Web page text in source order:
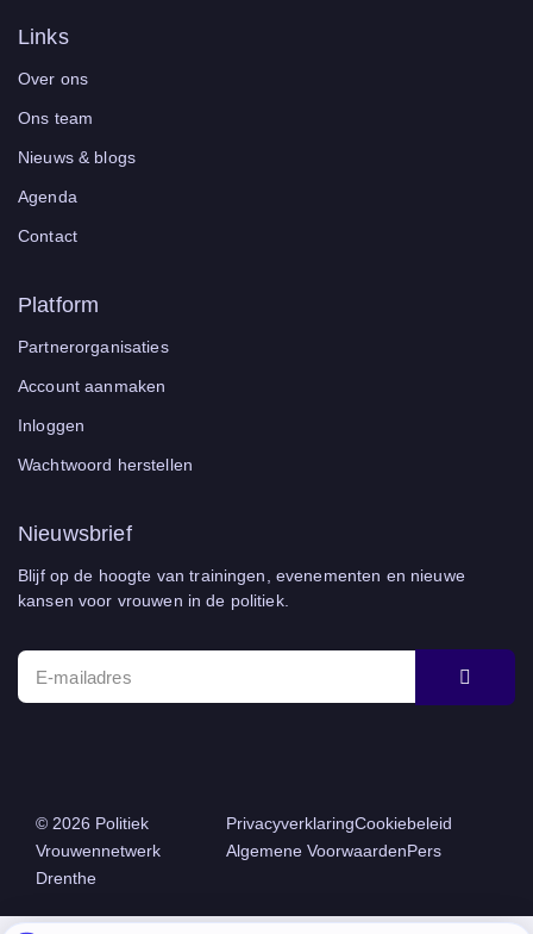
Links
Over ons
Ons team
Nieuws & blogs
Agenda
Contact
Platform
Partnerorganisaties
Account aanmaken
Inloggen
Wachtwoord herstellen
Nieuwsbrief
Blijf op de hoogte van trainingen, evenementen en nieuwe
kansen voor vrouwen in de politiek.
© 2026 Politiek
Vrouwennetwerk
Drenthe
PrivacyverklaringCookiebeleid
Algemene VoorwaardenPers